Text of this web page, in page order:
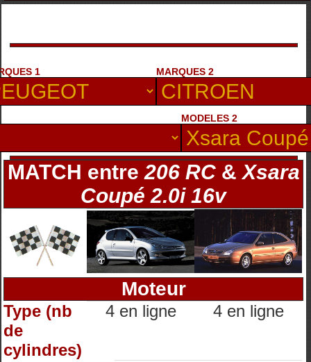
1 MARQUES 2
MODELES 2
MATCH entre206 RC&Xsara
Coupé 2.0i 16v
Moteur
Type (nb
de
cylindres)
4 en ligne 4 en ligne